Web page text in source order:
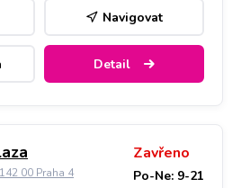
Navigovat
Detail
00 Praha 4
Zavřeno
Po-Ne: 9-21